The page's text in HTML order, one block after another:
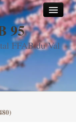
95
FFAB du Val